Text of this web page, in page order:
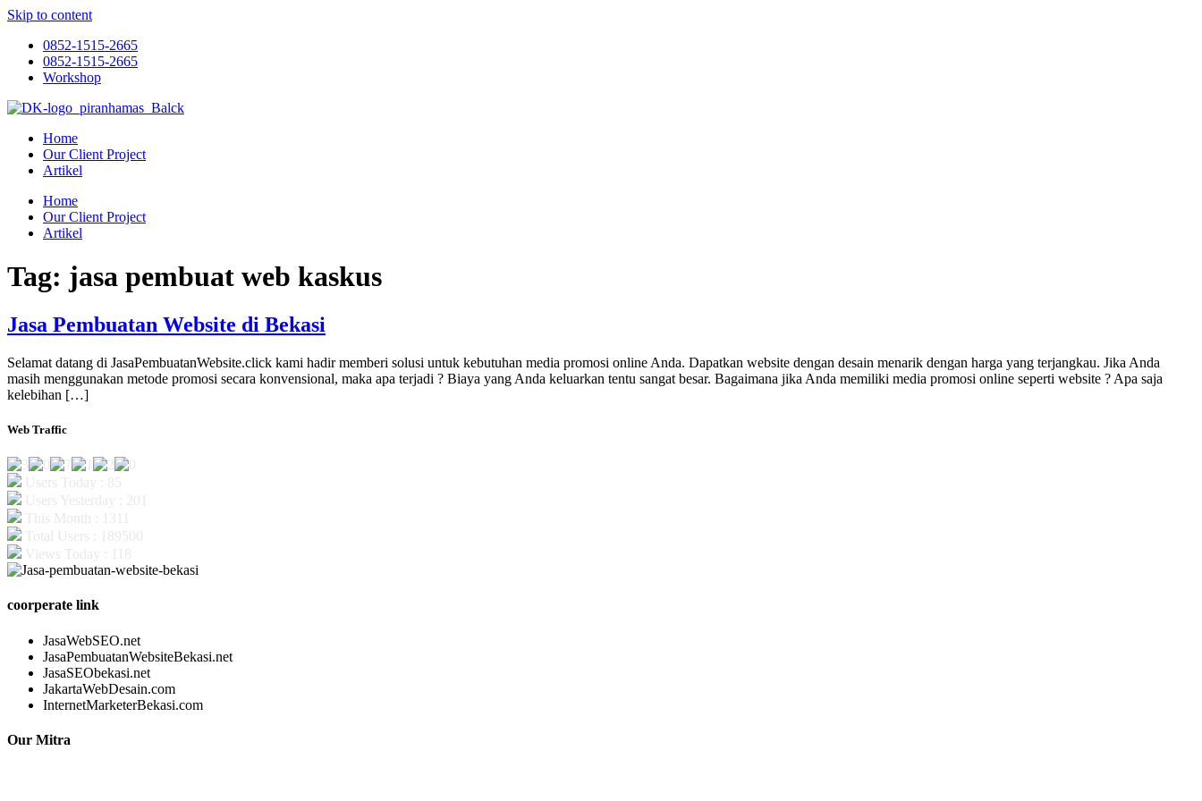
Skip to content
0852-1515-2665
0852-1515-2665
Workshop
Home
Our Client Project
Artikel
Home
Our Client Project
Artikel
Tag: jasa pembuat web kaskus
Jasa Pembuatan Website di Bekasi
Selamat datang di JasaPembuatanWebsite.click kami hadir memberi solusi untuk kebutuhan media promosi online Anda. Dapatkan website dengan desain menarik dengan harga yang terjangkau. Jika Anda
masih menggunakan metode promosi secara konvensional, maka apa terjadi ? Biaya yang Anda keluarkan tentu sangat besar. Bagaimana jika Anda memiliki media promosi online seperti website ? Apa saja
kelebihan […]
Web Traffic
coorperate link
JasaWebSEO.net
JasaPembuatanWebsiteBekasi.net
JasaSEObekasi.net
JakartaWebDesain.com
InternetMarketerBekasi.com
Our Mitra